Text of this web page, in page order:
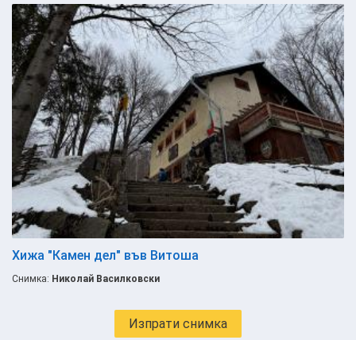
Хижа "Камен дел" във Витоша
Снимка: Николай Василковски
Изпрати снимка